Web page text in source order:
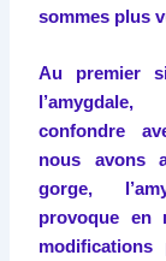
sommes plus
Au premier
confondre
nous avons
gorge,
provoque en
modifications